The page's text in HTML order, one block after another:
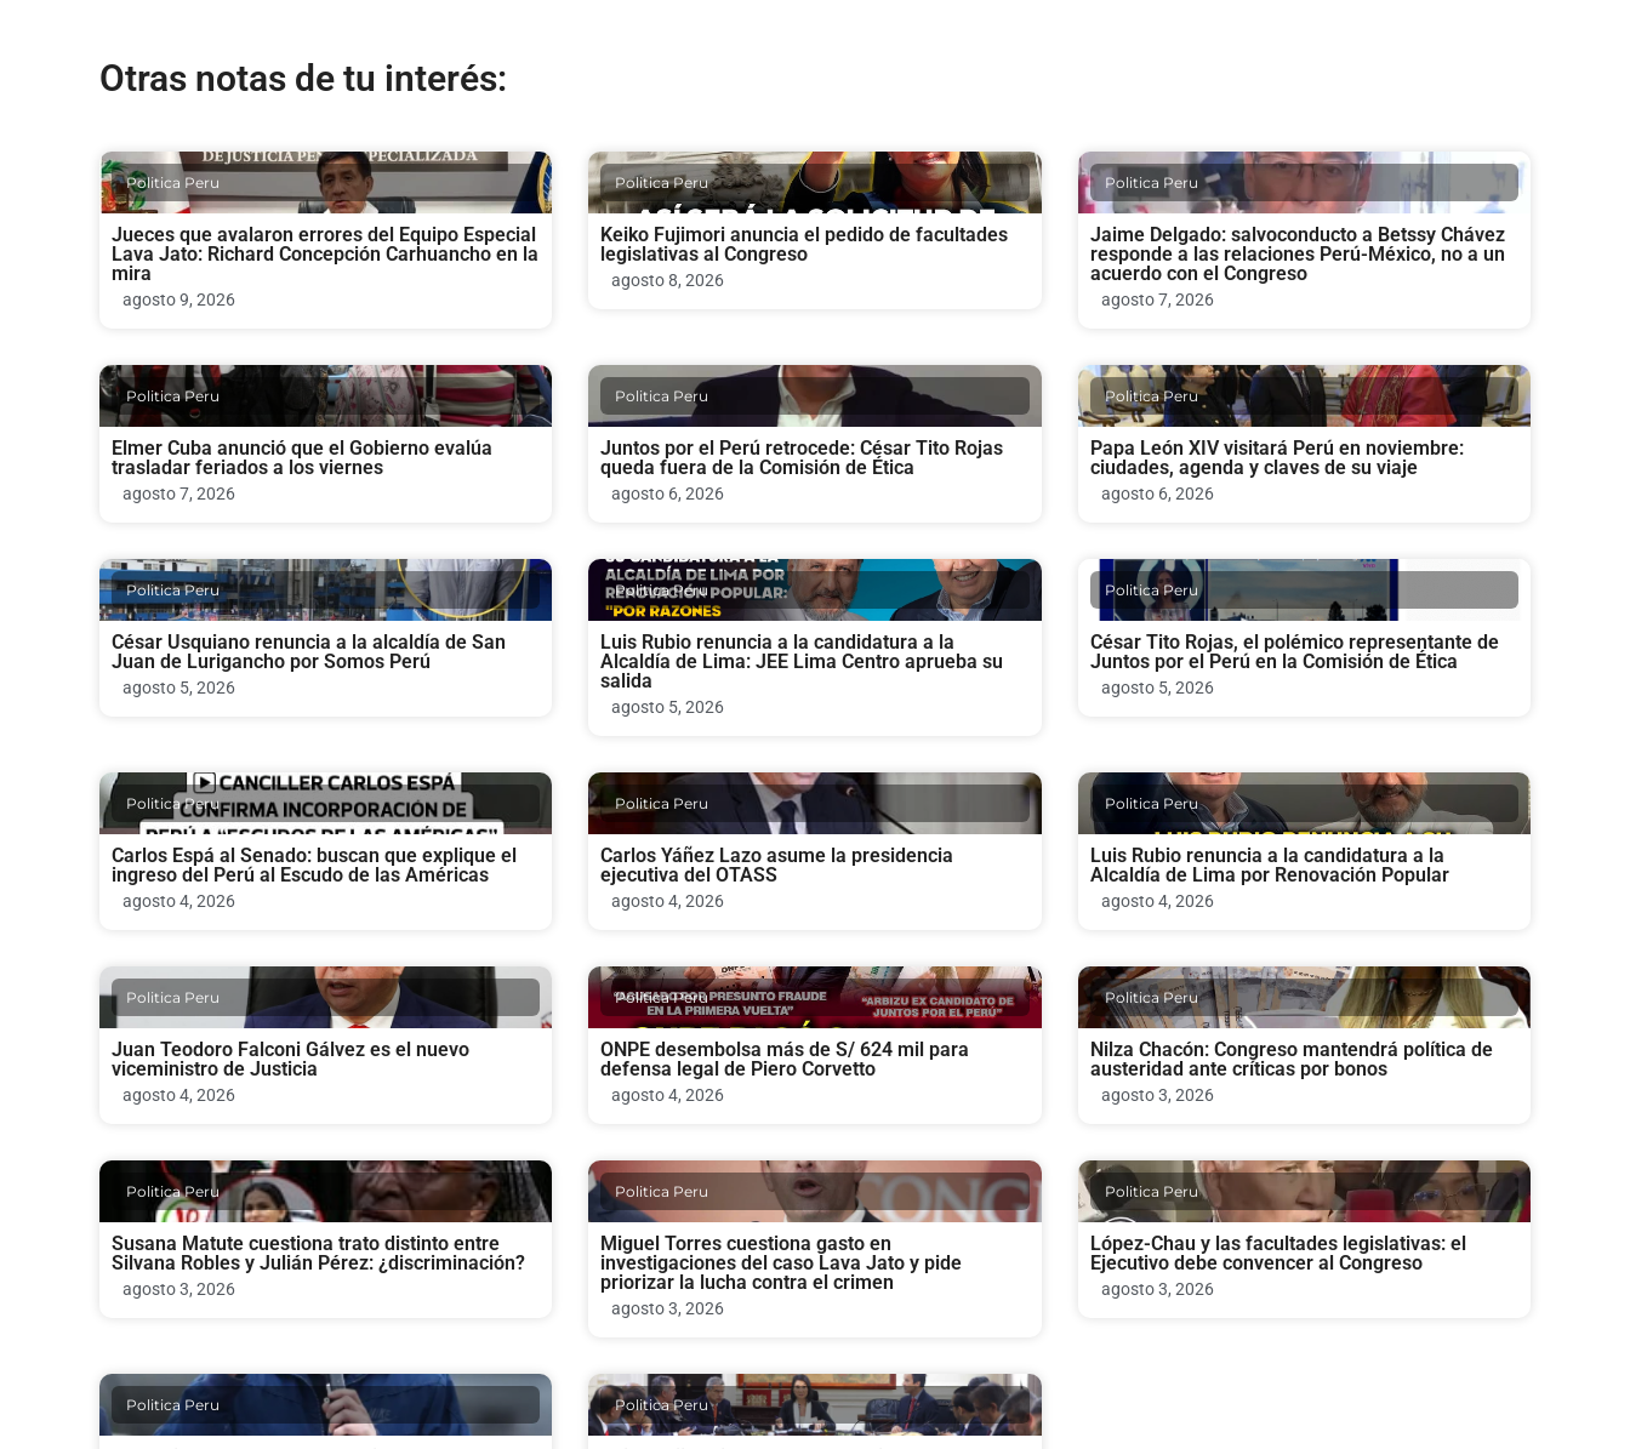
Otras notas de tu interés:
Politica Peru
Jueces que avalaron errores del Equipo Especial
Lava Jato: Richard Concepción Carhuancho en la
mira
agosto 9, 2026
Politica Peru
Keiko Fujimori anuncia el pedido de facultades
legislativas al Congreso
agosto 8, 2026
Politica Peru
Jaime Delgado: salvoconducto a Betssy Chávez
responde a las relaciones Perú-México, no a un
acuerdo con el Congreso
agosto 7, 2026
Politica Peru
Elmer Cuba anunció que el Gobierno evalúa
trasladar feriados a los viernes
agosto 7, 2026
Politica Peru
Juntos por el Perú retrocede: César Tito Rojas
queda fuera de la Comisión de Ética
agosto 6, 2026
Politica Peru
Papa León XIV visitará Perú en noviembre:
ciudades, agenda y claves de su viaje
agosto 6, 2026
Politica Peru
César Usquiano renuncia a la alcaldía de San
Juan de Lurigancho por Somos Perú
agosto 5, 2026
Politica Peru
Luis Rubio renuncia a la candidatura a la
Alcaldía de Lima: JEE Lima Centro aprueba su
salida
agosto 5, 2026
Politica Peru
César Tito Rojas, el polémico representante de
Juntos por el Perú en la Comisión de Ética
agosto 5, 2026
Politica Peru
Carlos Espá al Senado: buscan que explique el
ingreso del Perú al Escudo de las Américas
agosto 4, 2026
Politica Peru
Carlos Yáñez Lazo asume la presidencia
ejecutiva del OTASS
agosto 4, 2026
Politica Peru
Luis Rubio renuncia a la candidatura a la
Alcaldía de Lima por Renovación Popular
agosto 4, 2026
Politica Peru
Juan Teodoro Falconi Gálvez es el nuevo
viceministro de Justicia
agosto 4, 2026
Politica Peru
ONPE desembolsa más de S/ 624 mil para
defensa legal de Piero Corvetto
agosto 4, 2026
Politica Peru
Nilza Chacón: Congreso mantendrá política de
austeridad ante críticas por bonos
agosto 3, 2026
Politica Peru
Susana Matute cuestiona trato distinto entre
Silvana Robles y Julián Pérez: ¿discriminación?
agosto 3, 2026
Politica Peru
Miguel Torres cuestiona gasto en
investigaciones del caso Lava Jato y pide
priorizar la lucha contra el crimen
agosto 3, 2026
Politica Peru
López-Chau y las facultades legislativas: el
Ejecutivo debe convencer al Congreso
agosto 3, 2026
Politica Peru Politica Peru